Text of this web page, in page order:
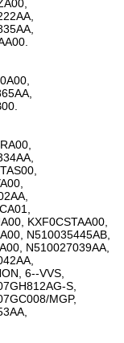
KXF0CSTAA00,
N510035445AB,
N510027039AA,
6--VVS,
S,
MGP,